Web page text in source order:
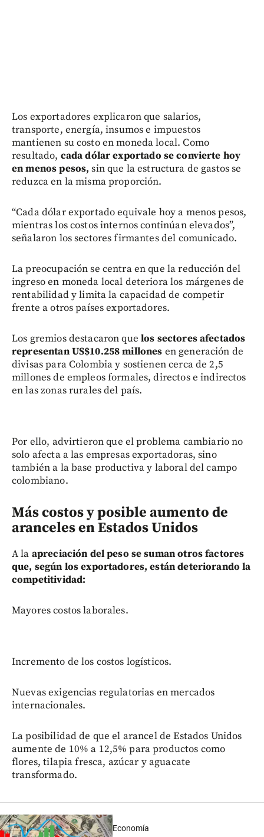
Los exportadores explicaron que salarios,
transporte, energía, insumos e impuestos
mantienen su costo en moneda local. Como
resultado, cada dólar exportado se convierte hoy
en menos pesos, sin que la estructura de gastos se
reduzca en la misma proporción.
“Cada dólar exportado equivale hoy a menos pesos,
mientras los costos internos continúan elevados”,
señalaron los sectores firmantes del comunicado.
La preocupación se centra en que la reducción del
ingreso en moneda local deteriora los márgenes de
rentabilidad y limita la capacidad de competir
frente a otros países exportadores.
Los gremios destacaron que los sectores afectados
representan US$10.258 millones en generación de
divisas para Colombia y sostienen cerca de 2,5
millones de empleos formales, directos e indirectos
en las zonas rurales del país.
Por ello, advirtieron que el problema cambiario no
solo afecta a las empresas exportadoras, sino
también a la base productiva y laboral del campo
colombiano.
Más costos y posible aumento de
aranceles en Estados Unidos
A la apreciación del peso se suman otros factores
que, según los exportadores, están deteriorando la
competitividad:
Mayores costos laborales.
Incremento de los costos logísticos.
Nuevas exigencias regulatorias en mercados
internacionales.
La posibilidad de que el arancel de Estados Unidos
aumente de 10% a 12,5% para productos como
flores, tilapia fresca, azúcar y aguacate
transformado.
Economía